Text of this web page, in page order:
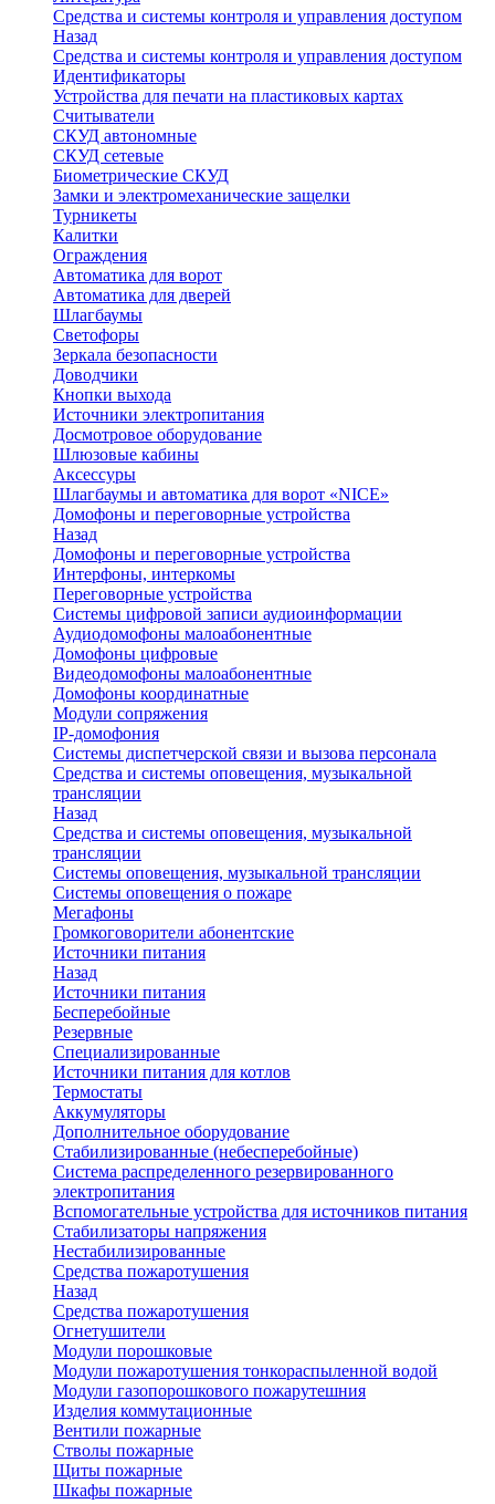
Средства и системы контроля и управления доступом
Назад
Средства и системы контроля и управления доступом
Идентификаторы
Устройства для печати на пластиковых картах
Считыватели
СКУД автономные
СКУД сетевые
Биометрические СКУД
Замки и электромеханические защелки
Турникеты
Калитки
Ограждения
Автоматика для ворот
Автоматика для дверей
Шлагбаумы
Светофоры
Зеркала безопасности
Доводчики
Кнопки выхода
Источники электропитания
Досмотровое оборудование
Шлюзовые кабины
Аксессуры
Шлагбаумы и автоматика для ворот «NICE»
Домофоны и переговорные устройства
Назад
Домофоны и переговорные устройства
Интерфоны, интеркомы
Переговорные устройства
Системы цифровой записи аудиоинформации
Аудиодомофоны малоабонентные
Домофоны цифровые
Видеодомофоны малоабонентные
Домофоны координатные
Модули сопряжения
IP-домофония
Системы диспетчерской связи и вызова персонала
Средства и системы оповещения, музыкальной
трансляции
Назад
Средства и системы оповещения, музыкальной
трансляции
Системы оповещения, музыкальной трансляции
Системы оповещения о пожаре
Мегафоны
Громкоговорители абонентские
Источники питания
Назад
Источники питания
Бесперебойные
Резервные
Специализированные
Источники питания для котлов
Термостаты
Аккумуляторы
Дополнительное оборудование
Стабилизированные (небесперебойные)
Система распределенного резервированного
электропитания
Вспомогательные устройства для источников питания
Стабилизаторы напряжения
Нестабилизированные
Средства пожаротушения
Назад
Средства пожаротушения
Огнетушители
Модули порошковые
Модули пожаротушения тонкораспыленной водой
Модули газопорошкового пожарутешния
Изделия коммутационные
Вентили пожарные
Стволы пожарные
Щиты пожарные
Шкафы пожарные